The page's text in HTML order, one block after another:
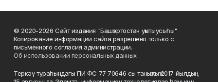
© 2020-2026 Сайт издания "Башҡортостан уҡытыусыһы"
Копирование информации сайта разрешено только с
письменного согласия администрации.
Об использовании персональных данных
Теркәү тураһындағы ПИ ФС 77‑70646‑сы таныҡлыҡ 2017 йылдың